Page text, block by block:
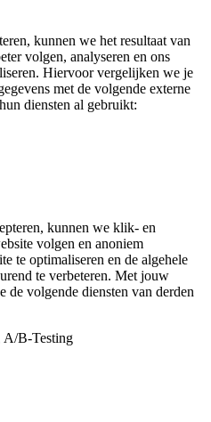
kunnen we het resultaat van
volgen, analyseren en ons
Hiervoor vergelijken we je
met de volgende externe
diensten al gebruikt:
kunnen we klik- en
volgen en anoniem
te optimaliseren en de algehele
te verbeteren. Met jouw
de volgende diensten van derden
A/B-Testing